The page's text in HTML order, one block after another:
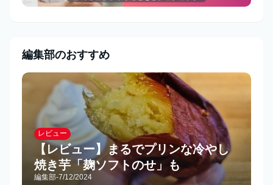
編集部のおすすめ
レビュー
【レビュー】まるでプリンな冷やし
焼き芋「麹ソフトのせ」も
編集部-7/12/2024